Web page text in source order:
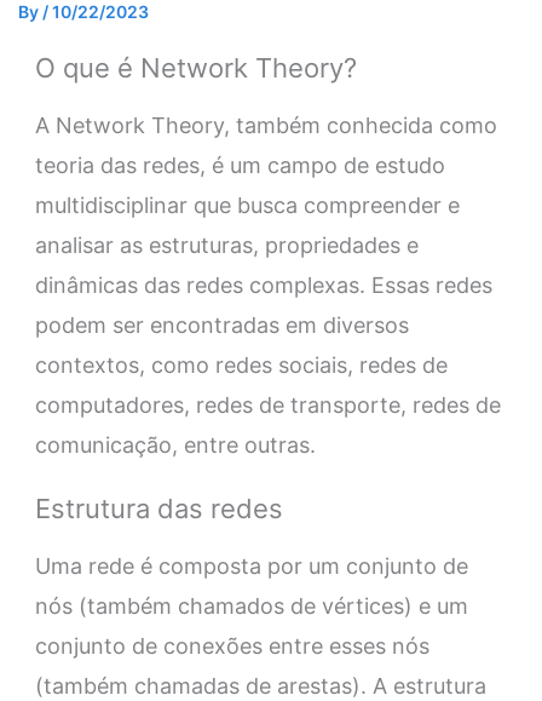
By /10/22/2023
O que é Network Theory?
A Network Theory, também conhecida como
teoria das redes, é um campo de estudo
multidisciplinar que busca compreender e
analisar as estruturas, propriedades e
dinâmicas das redes complexas. Essas redes
podem ser encontradas em diversos
contextos, como redes sociais, redes de
computadores, redes de transporte, redes de
comunicação, entre outras.
Estrutura das redes
Uma rede é composta por um conjunto de
nós (também chamados de vértices) e um
conjunto de conexões entre esses nós
(também chamadas de arestas). A estrutura